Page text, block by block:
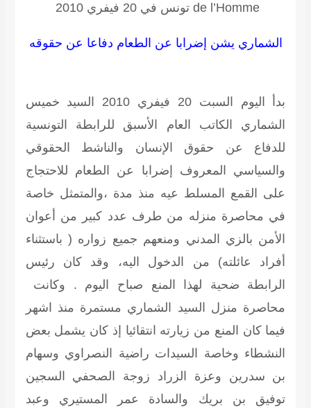
de l’Homme تونس في 20 فيفري 2010
الشماري يشن إضرابا عن الطعام دفاعا عن حقوقه
بدأ اليوم السبت 20 فيفري 2010 السيد خميس
الشماري الكاتب العام الأسبق للرابطة التونسية
للدفاع عن حقوق الإنسان والناشط الحقوقي
والسياسي المعروف إضرابا عن الطعام للاحتجاج
على القمع المسلط عيه منذ مدة ،والمتمثل خاصة
في محاصرة منزله من طرف عدد كبير من أعوان
الأمن بالزي المدني ومنعهم جميع زواره ( باستثناء
أفراد عائلته) من الدخول اليه، وقد كان رئيس
الرابطة ضحية لهذا المنع صباح اليوم . وكانت
محاصرة منزل السيد الشماري مستمرة منذ اشهر
فيما كان المنع من زيارته انتقائيا إذ كان يشمل بعض
النشطاء وخاصة السيدات راضية النصراوي وسهام
بن سدرين وعزة الزراد زوجة الصحفي السجين
توفيق بن بريك والسادة عمر المستيري وعبد